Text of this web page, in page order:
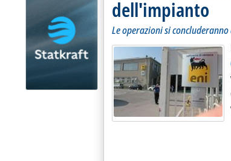
dell'impianto
Le operazioni si